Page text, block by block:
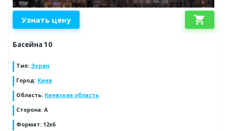
Узнать цену shopping_cart
Басейна 10
Тип: Экран
Город: Киев
Область: Киевская область
Сторона: А
Формат: 12х6